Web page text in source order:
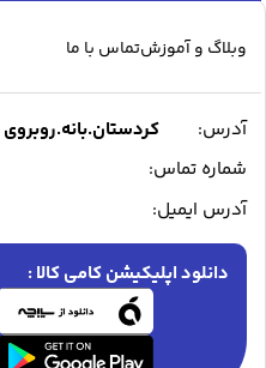
وبلاگ و آموزشتماس با ما
آدرس:
کردستان.بانه.روبروی
شماره تماس:
آدرس ایمیل:
دانلود اپلیکیشن کامی کالا :